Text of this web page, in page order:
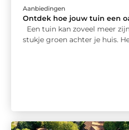
Aanbiedingen
Ontdek hoe jouw tuin een
Een tuin kan zoveel meer
stukje groen achter je huis.